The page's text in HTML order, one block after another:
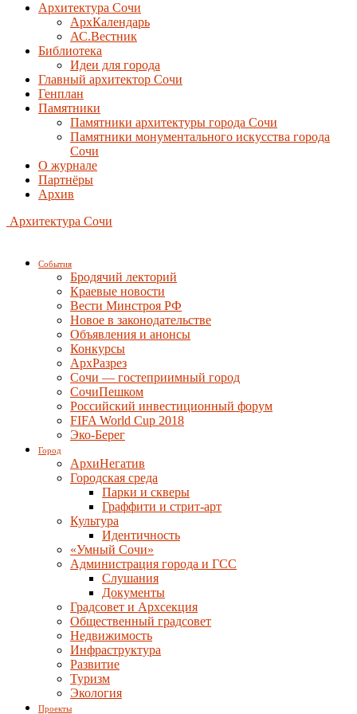
Архитектура Сочи
АрхКалендарь
АС.Вестник
Библиотека
Идеи для города
Главный архитектор Сочи
Генплан
Памятники
Памятники архитектуры города Сочи
Памятники монументального искусства города
Сочи
О журнале
Партнёры
Архив
Архитектура Сочи
События
Бродячий лекторий
Краевые новости
Вести Минстроя РФ
Новое в законодательстве
Объявления и анонсы
Конкурсы
АрхРазрез
Сочи — гостеприимный город
СочиПешком
Российский инвестиционный форум
FIFA World Cup 2018
Эко-Берег
Город
АрхиНегатив
Городская среда
Парки и скверы
Граффити и стрит-арт
Культура
Идентичность
«Умный Сочи»
Администрация города и ГСС
Слушания
Документы
Градсовет и Архсекция
Общественный градсовет
Недвижимость
Инфраструктура
Развитие
Туризм
Экология
Проекты